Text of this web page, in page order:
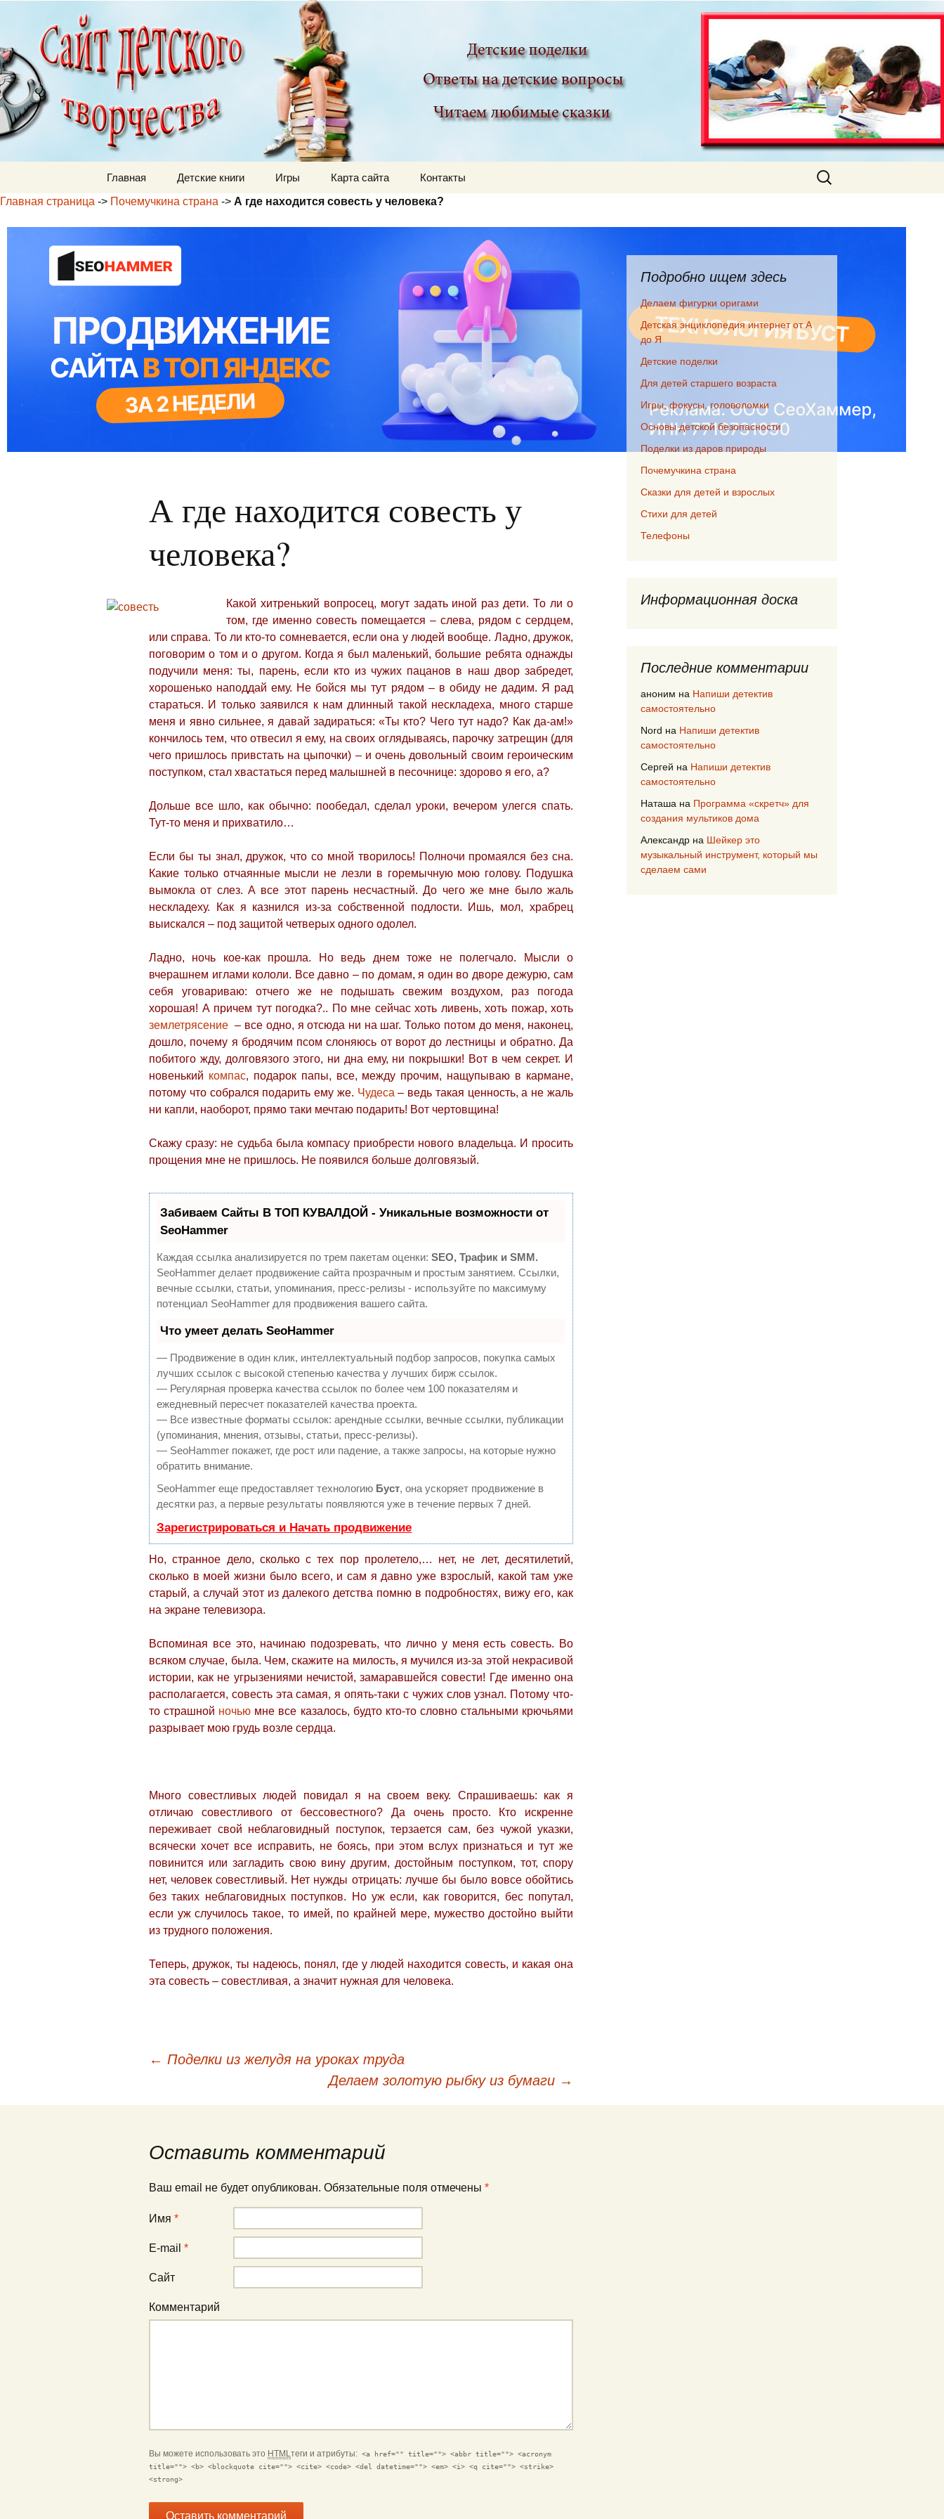
Детский мир
Главная Детские книги Игры Карта сайта Контакты
Искать:
Главная страница -> Почемучкина страна -> А где находится совесть у человека?
А где находится совесть у
человека?
Какой хитренький вопросец, могут задать иной раз дети. То ли о
том, где именно совесть помещается – слева, рядом с сердцем,
или справа. То ли кто-то сомневается, если она у людей вообще. Ладно, дружок,
поговорим о том и о другом. Когда я был маленький, большие ребята однажды
подучили меня: ты, парень, если кто из чужих пацанов в наш двор забредет,
хорошенько наподдай ему. Не бойся мы тут рядом – в обиду не дадим. Я рад
стараться. И только заявился к нам длинный такой нескладеха, много старше
меня и явно сильнее, я давай задираться: «Ты кто? Чего тут надо? Как да-ам!»
кончилось тем, что отвесил я ему, на своих оглядываясь, парочку затрещин (для
чего пришлось привстать на цыпочки) – и очень довольный своим героическим
поступком, стал хвастаться перед малышней в песочнице: здорово я его, а?
Дольше все шло, как обычно: пообедал, сделал уроки, вечером улегся спать.
Тут-то меня и прихватило…
Если бы ты знал, дружок, что со мной творилось! Полночи промаялся без сна.
Какие только отчаянные мысли не лезли в горемычную мою голову. Подушка
вымокла от слез. А все этот парень несчастный. До чего же мне было жаль
нескладеху. Как я казнился из-за собственной подлости. Ишь, мол, храбрец
выискался – под защитой четверых одного одолел.
Ладно, ночь кое-как прошла. Но ведь днем тоже не полегчало. Мысли о
вчерашнем иглами кололи. Все давно – по домам, я один во дворе дежурю, сам
себя уговариваю: отчего же не подышать свежим воздухом, раз погода
хорошая! А причем тут погодка?.. По мне сейчас хоть ливень, хоть пожар, хоть
землетрясение – все одно, я отсюда ни на шаг. Только потом до меня, наконец,
дошло, почему я бродячим псом слоняюсь от ворот до лестницы и обратно. Да
побитого жду, долговязого этого, ни дна ему, ни покрышки! Вот в чем секрет. И
новенький компас, подарок папы, все, между прочим, нащупываю в кармане,
потому что собрался подарить ему же. Чудеса – ведь такая ценность, а не жаль
ни капли, наоборот, прямо таки мечтаю подарить! Вот чертовщина!
Скажу сразу: не судьба была компасу приобрести нового владельца. И просить
прощения мне не пришлось. Не появился больше долговязый.
Забиваем Сайты В ТОП КУВАЛДОЙ - Уникальные возможности от
SeoHammer
Каждая ссылка анализируется по трем пакетам оценки: SEO, Трафик и SMM.
SeoHammer делает продвижение сайта прозрачным и простым занятием. Ссылки,
вечные ссылки, статьи, упоминания, пресс-релизы - используйте по максимуму
потенциал SeoHammer для продвижения вашего сайта.
Что умеет делать SeoHammer
— Продвижение в один клик, интеллектуальный подбор запросов, покупка самых
лучших ссылок с высокой степенью качества у лучших бирж ссылок.
— Регулярная проверка качества ссылок по более чем 100 показателям и
ежедневный пересчет показателей качества проекта.
— Все известные форматы ссылок: арендные ссылки, вечные ссылки, публикации
(упоминания, мнения, отзывы, статьи, пресс-релизы).
— SeoHammer покажет, где рост или падение, а также запросы, на которые нужно
обратить внимание.
SeoHammer еще предоставляет технологию Буст, она ускоряет продвижение в
десятки раз, а первые результаты появляются уже в течение первых 7 дней.
Зарегистрироваться и Начать продвижение
Но, странное дело, сколько с тех пор пролетело,… нет, не лет, десятилетий,
сколько в моей жизни было всего, и сам я давно уже взрослый, какой там уже
старый, а случай этот из далекого детства помню в подробностях, вижу его, как
на экране телевизора.
Вспоминая все это, начинаю подозревать, что лично у меня есть совесть. Во
всяком случае, была. Чем, скажите на милость, я мучился из-за этой некрасивой
истории, как не угрызениями нечистой, замаравшейся совести! Где именно она
располагается, совесть эта самая, я опять-таки с чужих слов узнал. Потому что-
то страшной ночью мне все казалось, будто кто-то словно стальными крючьями
разрывает мою грудь возле сердца.
Много совестливых людей повидал я на своем веку. Спрашиваешь: как я
отличаю совестливого от бессовестного? Да очень просто. Кто искренне
переживает свой неблаговидный поступок, терзается сам, без чужой указки,
всячески хочет все исправить, не боясь, при этом вслух признаться и тут же
повинится или загладить свою вину другим, достойным поступком, тот, спору
нет, человек совестливый. Нет нужды отрицать: лучше бы было вовсе обойтись
без таких неблаговидных поступков. Но уж если, как говорится, бес попутал,
если уж случилось такое, то имей, по крайней мере, мужество достойно выйти
из трудного положения.
Теперь, дружок, ты надеюсь, понял, где у людей находится совесть, и какая она
эта совесть – совестливая, а значит нужная для человека.
Навигация по публикации
← Поделки из желудя на уроках труда
Делаем золотую рыбку из бумаги →
Оставить комментарий
Ваш email не будет опубликован. Обязательные поля отмечены *
Имя *
E-mail *
Сайт
Комментарий
Вы можете использовать это HTMLтеги и атрибуты: <a href="" title=""> <abbr title=""> <acronym
title=""> <b> <blockquote cite=""> <cite> <code> <del datetime=""> <em> <i> <q cite=""> <strike>
<strong>
Подробно ищем здесь
Делаем фигурки оригами
Детская энциклопедия интернет от А
до Я
Детские поделки
Для детей старшего возраста
Игры, фокусы, головоломки
Основы детской безопасности
Поделки из даров природы
Почемучкина страна
Сказки для детей и взрослых
Стихи для детей
Телефоны
Информационная доска
Последние комментарии
аноним на Напиши детектив
самостоятельно
Nord на Напиши детектив
самостоятельно
Сергей на Напиши детектив
самостоятельно
Наташа на Программа «скретч» для
создания мультиков дома
Александр на Шейкер это
музыкальный инструмент, который мы
сделаем сами